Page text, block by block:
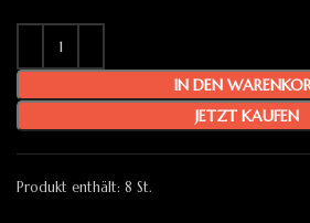
IN DEN
JETZT KAUFEN
Produkt enthält: 8 St.